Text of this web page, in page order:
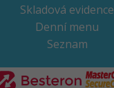
Skladová evidence
Denní menu
Seznam